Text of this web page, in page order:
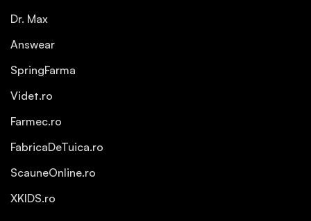
Dr. Max
Answear
SpringFarma
Videt.ro
Farmec.ro
FabricaDeTuica.ro
ScauneOnline.ro
XKIDS.ro